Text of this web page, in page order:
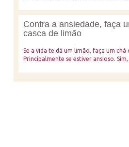
Contra a ansiedade, faça
casca de limão
Se a vida te dá um limão, faça um chá
Principalmente se estiver ansioso. Sim,